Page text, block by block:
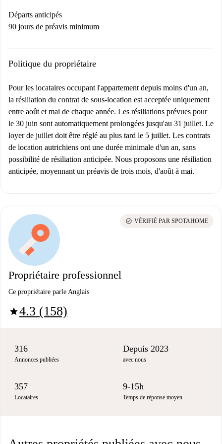
Départs anticipés
90 jours de préavis minimum
Politique du propriétaire
Pour les locataires occupant l'appartement depuis moins d'un an,
la résiliation du contrat de sous-location est acceptée uniquement
entre août et mai de chaque année. Les résiliations prévues pour
le 30 juin sont automatiquement prolongées jusqu'au 31 juillet. Le
loyer de juillet doit être réglé au plus tard le 5 juillet. Les contrats
de location autrichiens ont une durée minimale d'un an, sans
possibilité de résiliation anticipée. Nous proposons une résiliation
anticipée, moyennant un préavis de trois mois, d'août à mai.
Propriétaire professionnel
Ce propriétaire parle Anglais
star4.3 (158)
check_circle VÉRIFIÉ PAR SPOTAHOME
316
Annonces publiées
Depuis 2023
avec nous
357
Locataires
9-15h
Temps de réponse moyen